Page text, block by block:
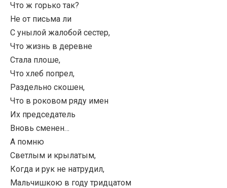
Что ж горько так?
Не от письма ли
С унылой жалобой сестер,
Что жизнь в деревне
Стала плоше,
Что хлеб попрел,
Раздельно скошен,
Что в роковом ряду имен
Их председатель
Вновь сменен…
А помню
Светлым и крылатым,
Когда и рук не натрудил,
Мальчишкою в году тридцатом